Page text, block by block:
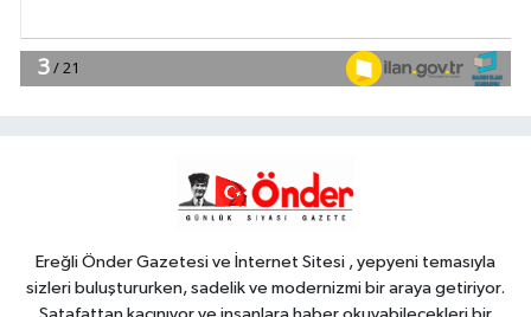
21:59
HAYATINI KAYBETTİ
Ereğli Önder Gazetesi ve İnternet Sitesi , yepyeni temasıyla
sizleri buluştururken, sadelik ve modernizmi bir araya getiriyor.